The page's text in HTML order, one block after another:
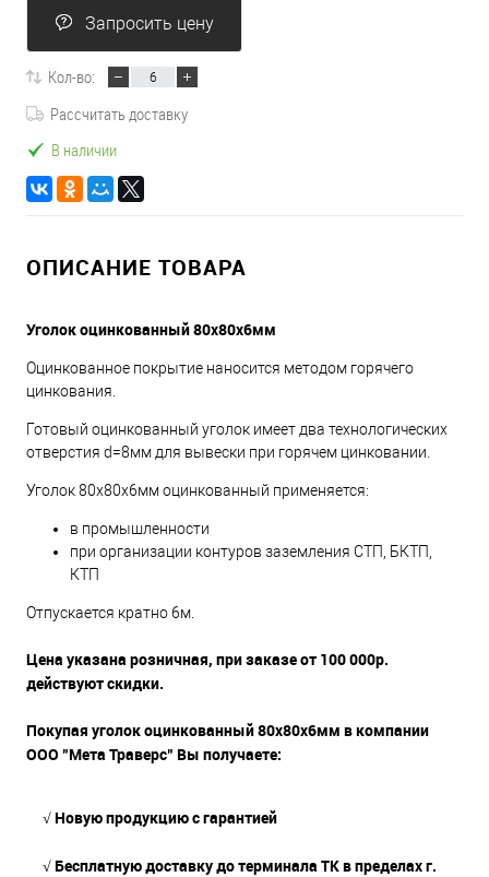
Запросить цену
Кол-во:
Рассчитать доставку
В наличии
ОПИСАНИЕ ТОВАРА
Уголок оцинкованный 80х80х6мм
Оцинкованное покрытие наносится методом горячего
цинкования.
Готовый оцинкованный уголок имеет два технологических
отверстия d=8мм для вывески при горячем цинковании.
Уголок 80х80х6мм оцинкованный применяется:
в промышленности
при организации контуров заземления СТП, БКТП,
КТП
Отпускается кратно 6м.
Цена указана розничная, при заказе от 100 000р.
действуют скидки.
Покупая уголок оцинкованный 80х80х6мм в компании
ООО "Мета Траверс" Вы получаете:
√ Новую продукцию с гарантией
√ Бесплатную доставку до терминала ТК в пределах г.